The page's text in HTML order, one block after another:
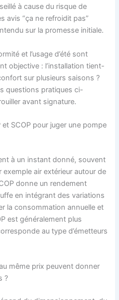
à cause du risque de
avis “ça ne refroidit pas”
sur la promesse initiale.
et l’usage d’été sont
objective : l’installation tient-
sur plusieurs saisons ?
questions pratiques ci-
avant signature.
SCOP pour juger une pompe
à un instant donné, souvent
air extérieur autour de
donne un rendement
en intégrant des variations
la consommation annuelle et
est généralement plus
au type d’émetteurs
même prix peuvent donner
?